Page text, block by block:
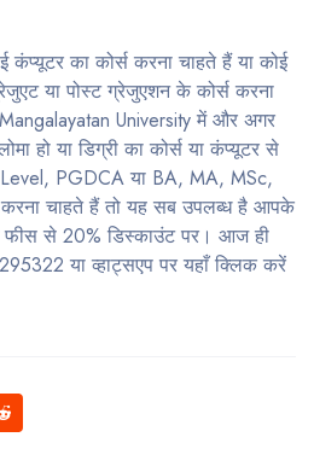
कंप्यूटर का कोर्स करना चाहते हैं या कोई
या पोस्ट ग्रेजुएशन के कोर्स करना
University में और अगर
हो या डिग्री का कोर्स या कंप्यूटर से
PGDCA या BA, MA, MSc,
करना चाहते हैं तो यह सब उपलब्ध है आपके
फीस से 20% डिस्काउंट पर। आज ही
या व्हाट्सएप पर यहाँ क्लिक करें